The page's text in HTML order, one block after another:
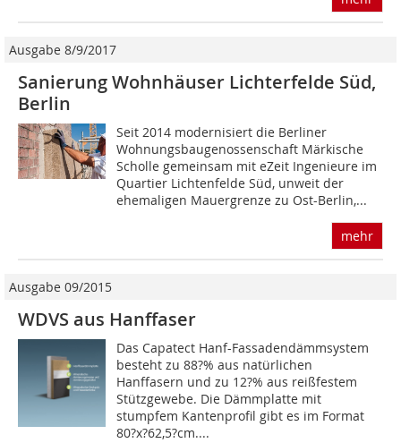
Ausgabe 8/9/2017
Sanierung Wohnhäuser Lichterfelde Süd,
Berlin
Seit 2014 modernisiert die Berliner
Wohnungsbaugenossenschaft Märkische
Scholle gemeinsam mit eZeit Ingenieure im
Quartier Lichtenfelde Süd, unweit der
ehemaligen Mauergrenze zu Ost-Berlin,...
mehr
Ausgabe 09/2015
WDVS aus Hanffaser
Das Capatect Hanf-Fassadendämmsystem
besteht zu 88?% aus natürlichen
Hanffasern und zu 12?% aus reißfestem
Stützgewebe. Die Dämmplatte mit
stumpfem Kantenprofil gibt es im Format
80?x?62,5?cm....